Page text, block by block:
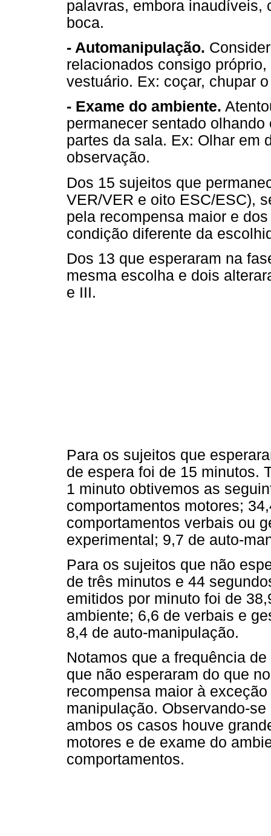
palavras, embora inaudíveis,
boca.
- Automanipulação.
relacionados consigo
vestuário. Ex: coçar, chupar
- Exame do ambiente.
permanecer sentado
partes da sala. Ex: Olhar em
observação.
Dos 15 sujeitos que
VER/VER e oito ESC/ESC),
pela recompensa maior e
condição diferente da
Dos 13 que esperaram na
mesma escolha e dois
e III.
Para os sujeitos que
de espera foi de 15 minutos.
1 minuto obtivemos as
comportamentos motores;
comportamentos verbais ou
experimental; 9,7 de auto-
Para os sujeitos que não
de três minutos e 44
emitidos por minuto foi de
ambiente; 6,6 de verbais e
8,4 de auto-manipulação.
Notamos que a frequência
que não esperaram do que
recompensa maior à
manipulação. Observando-
ambos os casos houve
motores e de exame do
comportamentos.